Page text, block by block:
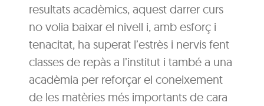
resultats acadèmics, aquest darrer curs
no volia baixar el nivell i, amb esforç i
tenacitat, ha superat l’estrès i nervis fent
classes de repàs a l’institut i també a una
acadèmia per reforçar el coneixement
de les matèries més importants de cara